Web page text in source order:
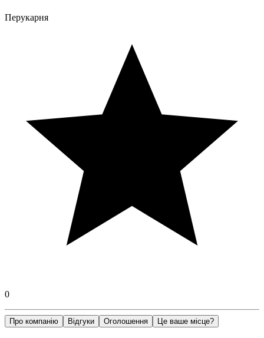
Перукарня
0
Про компанію Відгуки Оголошення Це ваше місце?